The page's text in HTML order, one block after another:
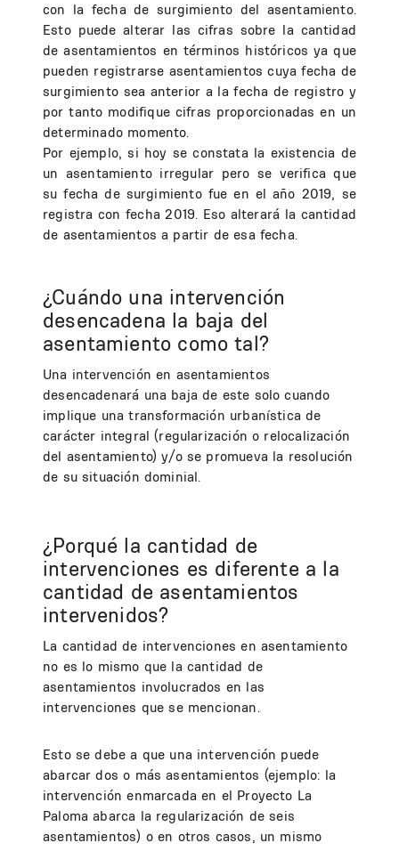
con la fecha de surgimiento del asentamiento.
Esto puede alterar las cifras sobre la cantidad
de asentamientos en términos históricos ya que
pueden registrarse asentamientos cuya fecha de
surgimiento sea anterior a la fecha de registro y
por tanto modifique cifras proporcionadas en un
determinado momento.
Por ejemplo, si hoy se constata la existencia de
un asentamiento irregular pero se verifica que
su fecha de surgimiento fue en el año 2019, se
registra con fecha 2019. Eso alterará la cantidad
de asentamientos a partir de esa fecha.
¿Cuándo una intervención
desencadena la baja del
asentamiento como tal?
Una intervención en asentamientos
desencadenará una baja de este solo cuando
implique una transformación urbanística de
carácter integral (regularización o relocalización
del asentamiento) y/o se promueva la resolución
de su situación dominial.
¿Porqué la cantidad de
intervenciones es diferente a la
cantidad de asentamientos
intervenidos?
La cantidad de intervenciones en asentamiento
no es lo mismo que la cantidad de
asentamientos involucrados en las
intervenciones que se mencionan.
Esto se debe a que una intervención puede
abarcar dos o más asentamientos (ejemplo: la
intervención enmarcada en el Proyecto La
Paloma abarca la regularización de seis
asentamientos) o en otros casos, un mismo